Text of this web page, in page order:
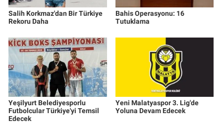
Salih Korkmaz'dan Bir Türkiye
Rekoru Daha
Bahis Operasyonu: 16
Tutuklama
Yeşilyurt Belediyesporlu
Futbolcular Türkiye'yi Temsil
Edecek
Yeni Malatyaspor 3. Lig'de
Yoluna Devam Edecek